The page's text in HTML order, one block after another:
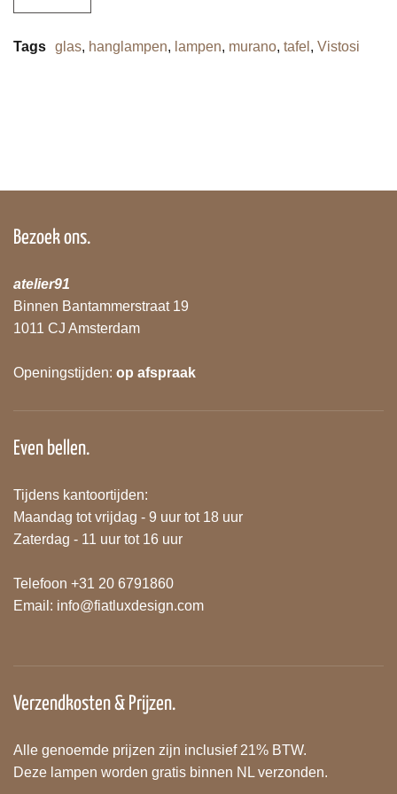
Tags glas, hanglampen, lampen, murano, tafel , Vistosi
Bezoek ons.
atelier91
Binnen Bantammerstraat 19
1011 CJ Amsterdam
Openingstijden: op afspraak
Even bellen.
Tijdens kantoortijden:
Maandag tot vrijdag - 9 uur tot 18 uur
Zaterdag - 11 uur tot 16 uur
Telefoon +31 20 6791860
Email: info@fiatluxdesign.com
Verzendkosten & Prijzen.
Alle genoemde prijzen zijn inclusief 21% BTW.
Deze lampen worden gratis binnen NL verzonden.